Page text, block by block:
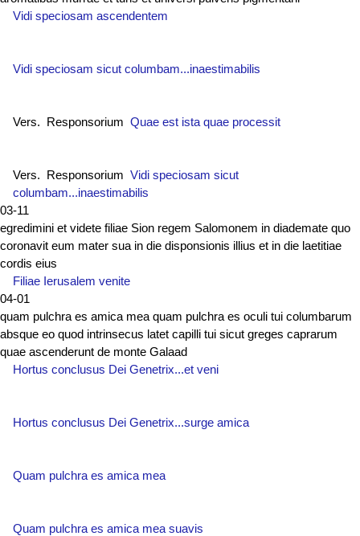
Vidi speciosam ascendentem
Vidi speciosam sicut columbam...inaestimabilis
Vers. Responsorium Quae est ista quae processit
Vers. Responsorium Vidi speciosam sicut
columbam...inaestimabilis
03-11
egredimini et videte filiae Sion regem Salomonem in diademate quo
coronavit eum mater sua in die disponsionis illius et in die laetitiae
cordis eius
Filiae Ierusalem venite
04-01
quam pulchra es amica mea quam pulchra es oculi tui columbarum
absque eo quod intrinsecus latet capilli tui sicut greges caprarum
quae ascenderunt de monte Galaad
Hortus conclusus Dei Genetrix...et veni
Hortus conclusus Dei Genetrix...surge amica
Quam pulchra es amica mea
Quam pulchra es amica mea suavis